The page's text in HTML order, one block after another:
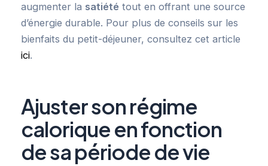
augmenter la satiété tout en offrant une source
d’énergie durable. Pour plus de conseils sur les
bienfaits du petit-déjeuner, consultez cet article
ici.
Ajuster son régime
calorique en fonction
de sa période de vie